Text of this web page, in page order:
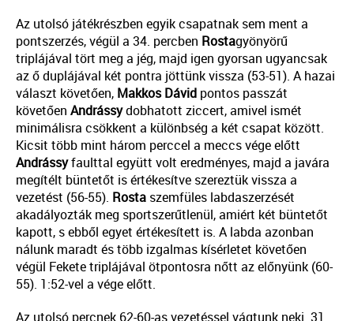
Az utolsó játékrészben egyik csapatnak sem ment a
pontszerzés, végül a 34. percben Rostagyönyörű
triplájával tört meg a jég, majd igen gyorsan ugyancsak
az ő duplájával két pontra jöttünk vissza (53-51). A hazai
választ követően, Makkos Dávid pontos passzát
követően Andrássydobhatott ziccert, amivel ismét
minimálisra csökkent a különbség a két csapat között.
Kicsit több mint három perccel a meccs vége előtt
Andrássyfaulttal együtt volt eredményes, majd a javára
megítélt büntetőt is értékesítve szereztük vissza a
vezetést (56-55). Rosta szemfüles labdaszerzését
akadályozták meg sportszerűtlenül, amiért két büntetőt
kapott, s ebből egyet értékesített is. A labda azonban
nálunk maradt és több izgalmas kísérletet követően
végül Fekete triplájával ötpontosra nőtt az előnyünk (60-
55). 1:52-vel a vége előtt.
Az utolsó percnek 62-60-as vezetéssel vágtunk neki. 31